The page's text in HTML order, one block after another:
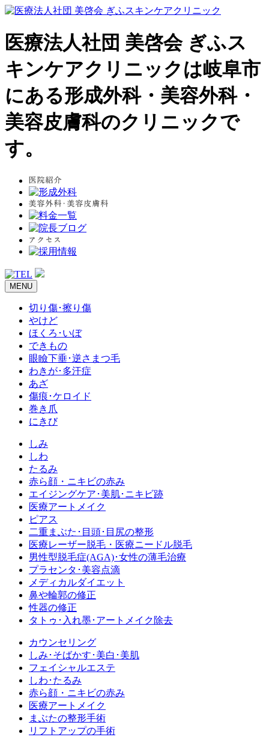
医療法人社団 美啓会 ぎふス
キンケアクリニックは岐阜市
にある形成外科・美容外科・
美容皮膚科のクリニックで
す。
MENU
切り傷･擦り傷
やけど
ほくろ･いぼ
できもの
眼瞼下垂･逆さまつ毛
わきが･多汗症
あざ
傷痕･ケロイド
巻き爪
にきび
しみ
しわ
たるみ
赤ら顔・ニキビの赤み
エイジングケア･美肌･ニキビ跡
医療アートメイク
ピアス
二重まぶた･目頭･目尻の整形
医療レーザー脱毛・医療ニードル脱毛
男性型脱毛症(AGA)･女性の薄毛治療
プラセンタ･美容点滴
メディカルダイエット
鼻や輪郭の修正
性器の修正
タトゥ･入れ墨･アートメイク除去
カウンセリング
しみ･そばかす･美白･美肌
フェイシャルエステ
しわ･たるみ
赤ら顔・ニキビの赤み
医療アートメイク
まぶたの整形手術
リフトアップの手術